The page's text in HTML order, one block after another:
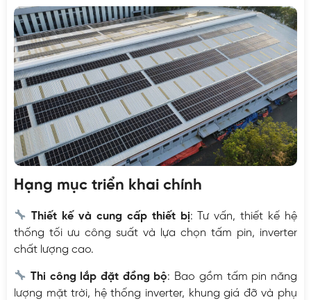
Hạng mục triển khai chính
Thiết kế và cung cấp thiết bị: Tư vấn, thiết kế hệ
thống tối ưu công suất và lựa chọn tấm pin, inverter
chất lượng cao.
Thi công lắp đặt đồng bộ: Bao gồm tấm pin năng
lượng mặt trời, hệ thống inverter, khung giá đỡ và phụ